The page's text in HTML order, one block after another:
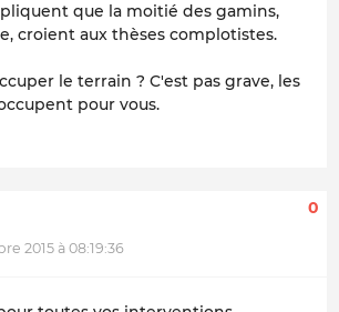
que la moitié des gamins,
croient aux thèses complotistes.
le terrain ? C'est pas grave, les
pour vous.
2015 à 08:19:36
0